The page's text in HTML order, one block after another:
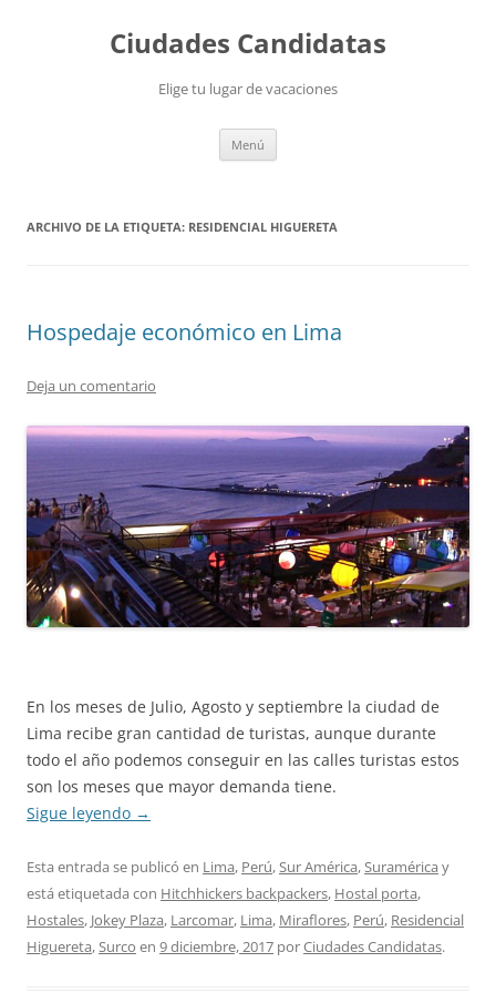
Ciudades Candidatas
Elige tu lugar de vacaciones
Menú
ARCHIVO DE LA ETIQUETA: RESIDENCIAL HIGUERETA
Hospedaje económico en Lima
Deja un comentario
En los meses de Julio, Agosto y septiembre la ciudad de
Lima recibe gran cantidad de turistas, aunque durante
todo el año podemos conseguir en las calles turistas estos
son los meses que mayor demanda tiene.
Sigue leyendo →
Esta entrada se publicó en Lima, Perú, Sur América, Suramérica y
está etiquetada con Hitchhickers backpackers, Hostal porta,
Hostales, Jokey Plaza, Larcomar, Lima, Miraflores, Perú, Residencial
Higuereta, Surco en 9 diciembre, 2017 porCiudades Candidatas.